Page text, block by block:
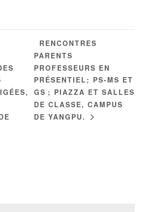
RENCONTRES
PARENTS
PROFESSEURS EN
PRÉSENTIEL; PS-MS ET
GS ; PIAZZA ET SALLES
DE CLASSE, CAMPUS
DE YANGPU.